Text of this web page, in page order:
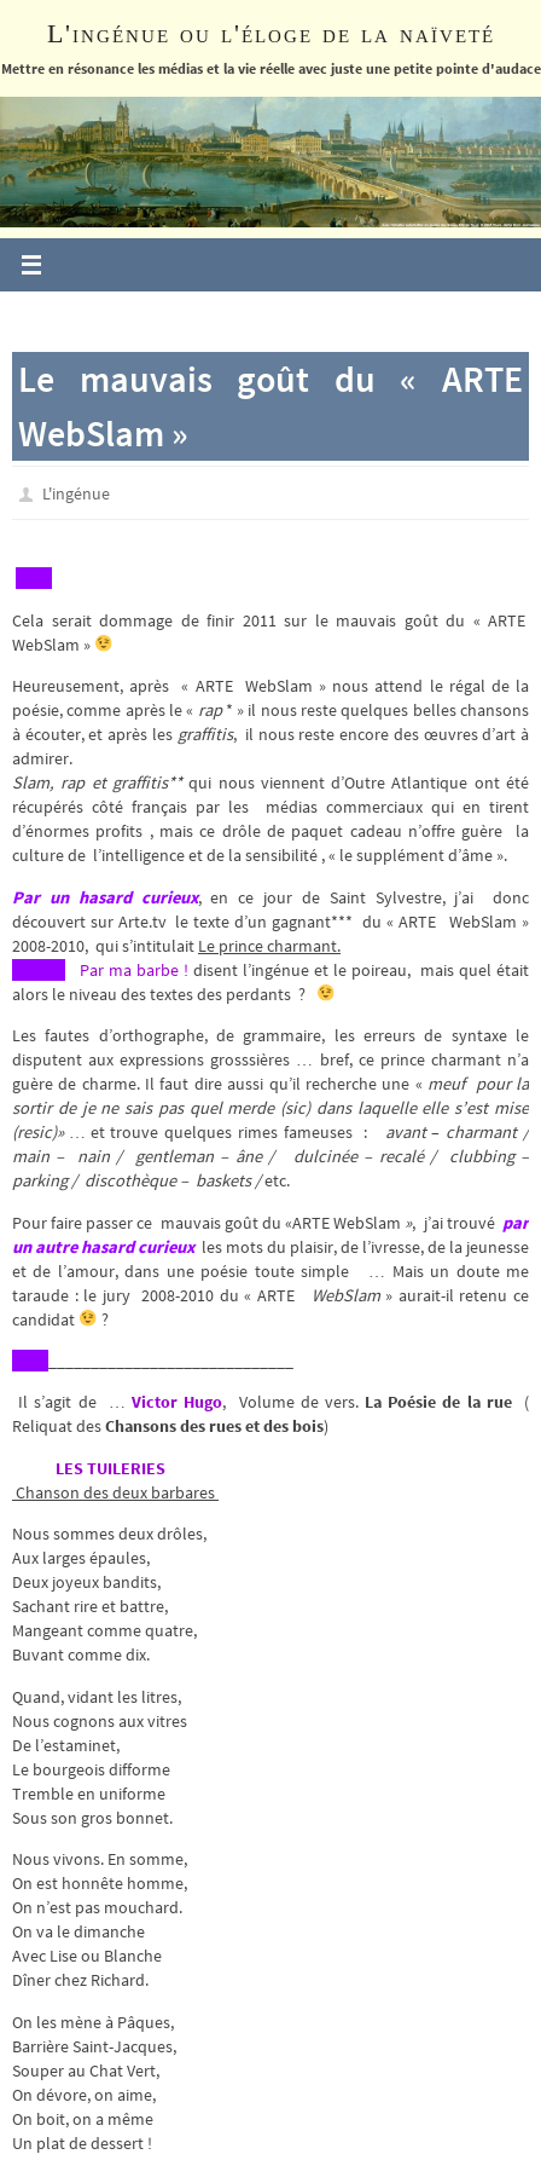
le
L'ingénue ou l'éloge de la naïveté
Mettre en résonance les médias et la vie réelle avec juste une petite pointe d'audace
Le mauvais goût du « ARTE
WebSlam »
L'ingénue
Cela serait dommage de finir 2011 sur le mauvais goût du « ARTE
WebSlam »
Heureusement, après « ARTE WebSlam » nous attend le régal de la
poésie, comme après le « rap* » il nous reste quelques belles chansons
à écouter, et après lesgraffitis, il nous reste encore des œuvres d’art à
admirer.
Slam, rap et graffitis**qui nous viennent d’Outre Atlantique ont été
récupérés côté français par les médias commerciaux qui en tirent
d’énormes profits , mais ce drôle de paquet cadeau n’offre guère la
culture de l’intelligence et de la sensibilité , « le supplément d’âme ».
Par un hasard curieux, en ce jour de Saint Sylvestre, j’ai donc
découvert sur Arte.tv le texte d’un gagnant*** du « ARTE
WebSlam »
2008-2010, qui s’intitulait Le prince charmant.
Par ma barbe ! disent l’ingénue et le poireau, mais quel était
alors le niveau des textes des perdants ?
Les fautes d’orthographe, de grammaire, les erreurs de syntaxe le
disputent aux expressions grosssières … bref, ce prince charmant n’a
guère de charme. Il faut dire aussi qu’il recherche une « meuf pour la
sortir de je ne sais pas quel merde (sic) dans laquelle elle s’est mise
(resic)» …et trouve quelques rimes fameuses : avant– charmant /
main – nain / gentleman – âne / dulcinée – recalé / clubbing –
parking / discothèque – baskets /etc.
Pour faire passer ce mauvais goût du «ARTE WebSlam », j’ai trouvé par
un autre hasard curieuxles mots du plaisir, de l’ivresse, de la jeunesse
et de l’amour, dans une poésie toute simple … Mais un doute me
taraude : le jury 2008-2010 du « ARTE
WebSlam» aurait-il retenu ce
candidat
?
Il s’agit de … Victor Hugo, Volume de vers. La Poésie de la rue(
Reliquat desChansons des rues et des bois)
LES TUILERIES
Chanson des deux barbares
Nous sommes deux drôles,
Aux larges épaules,
Deux joyeux bandits,
Sachant rire et battre,
Mangeant comme quatre,
Buvant comme dix.
Quand, vidant les litres,
Nous cognons aux vitres
De l’estaminet,
Le bourgeois difforme
Tremble en uniforme
Sous son gros bonnet.
Nous vivons. En somme,
On est honnête homme,
On n’est pas mouchard.
On va le dimanche
Avec Lise ou Blanche
Dîner chez Richard.
On les mène à Pâques,
Barrière Saint-Jacques,
Souper au Chat Vert,
On dévore, on aime,
On boit, on a même
Un plat de dessert !